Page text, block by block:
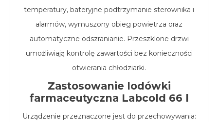
temperatury, bateryjne podtrzymanie sterownika i
alarmów, wymuszony obieg powietrza oraz
automatyczne odszranianie. Przeszklone drzwi
umożliwiają kontrolę zawartości bez konieczności
otwierania chłodziarki.
Zastosowanie lodówki
farmaceutyczna Labcold 66 l
Urządzenie przeznaczone jest do przechowywania: